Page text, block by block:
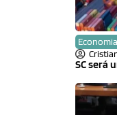
Economia
SC será